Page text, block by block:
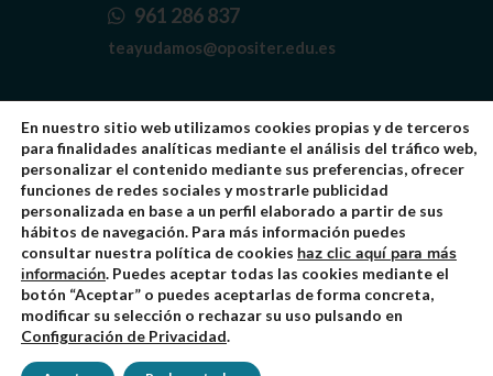
961 286 837
teayudamos@opositer.edu.es
Quiénes somos
Aviso Legal
Política de Privacidad
Política de Cookies
Condiciones Generales
En nuestro sitio web utilizamos cookies propias y de terceros
para finalidades analíticas mediante el análisis del tráfico web,
personalizar el contenido mediante sus preferencias, ofrecer
funciones de redes sociales y mostrarle publicidad
personalizada en base a un perfil elaborado a partir de sus
hábitos de navegación. Para más información puedes
consultar nuestra política de cookies haz clic aquí para más
información. Puedes aceptar todas las cookies mediante el
botón “Aceptar” o puedes aceptarlas de forma concreta,
modificar su selección o rechazar su uso pulsando en
Configuración de Privacidad.
Valoración en google